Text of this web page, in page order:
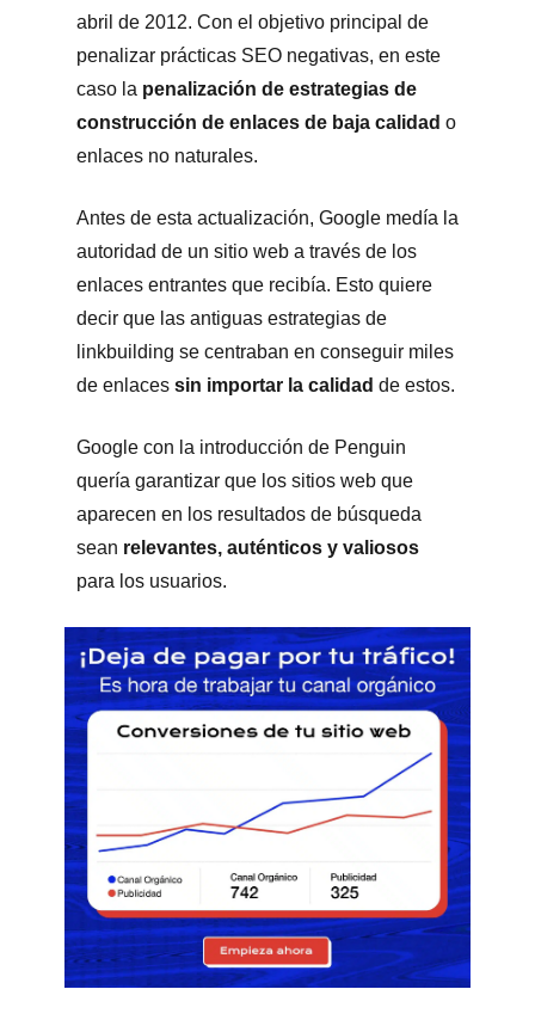
abril de 2012. Con el objetivo principal de
penalizar prácticas SEO negativas, en este
caso la penalización de estrategias de
construcción de enlaces de baja calidad o
enlaces no naturales.
Antes de esta actualización, Google medía la
autoridad de un sitio web a través de los
enlaces entrantes que recibía. Esto quiere
decir que las antiguas estrategias de
linkbuilding se centraban en conseguir miles
de enlaces sin importar la calidad de estos.
Google con la introducción de Penguin
quería garantizar que los sitios web que
aparecen en los resultados de búsqueda
sean relevantes, auténticos y valiosos
para los usuarios.